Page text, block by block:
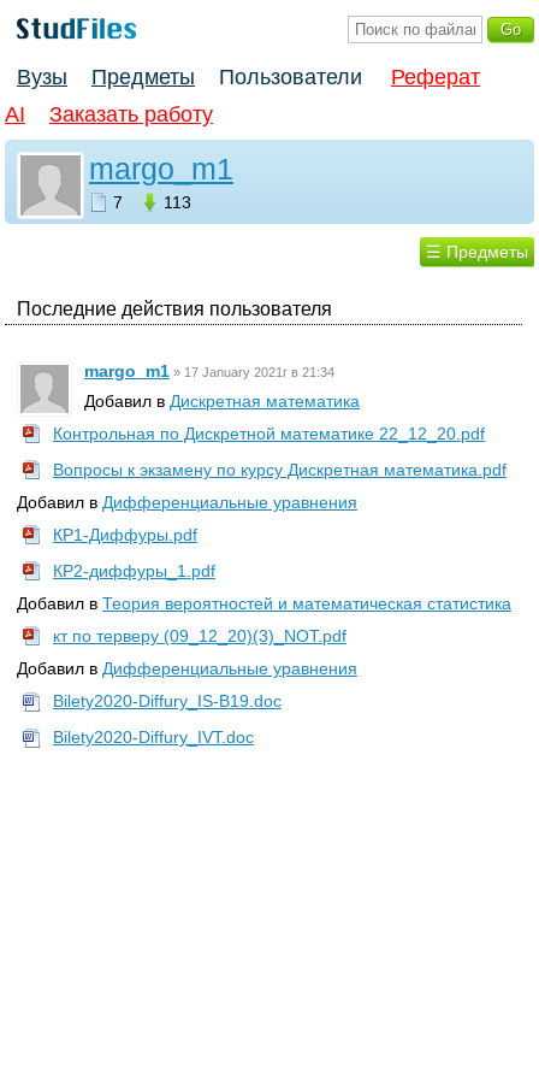
Вузы Предметы Пользователи
Реферат
AI
Заказать работу
margo_m1
7 113
☰ Предметы
Последние действия пользователя
margo_m1 » 17 January 2021г в 21:34
Добавил в Дискретная математика
Контрольная по Дискретной математике 22_12_20.pdf
Вопросы к экзамену по курсу Дискретная математика.pdf
Добавил в Дифференциальные уравнения
КР1-Диффуры.pdf
КР2-диффуры_1.pdf
Добавил в Теория вероятностей и математическая статистика
кт по терверу (09_12_20)(3)_NOT.pdf
Добавил в Дифференциальные уравнения
Bilety2020-Diffury_IS-B19.doc
Bilety2020-Diffury_IVT.doc